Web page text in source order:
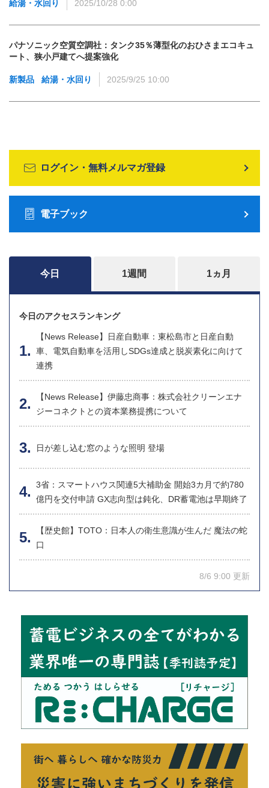
給湯・水回り 2025/10/28 0:00
パナソニック空質空調社：タンク35％薄型化のおひさまエコキュ
ート、狭小戸建てへ提案強化
新製品 給湯・水回り 2025/9/25 10:00
ログイン・無料メルマガ登録
電子ブック
今日 1週間 1ヵ月
今日のアクセスランキング
【News Release】日産自動車：東松島市と日産自動
車、電気自動車を活用しSDGs達成と脱炭素化に向けて
連携
【News Release】伊藤忠商事：株式会社クリーンエナ
ジーコネクトとの資本業務提携について
日が差し込む窓のような照明 登場
3省：スマートハウス関連5大補助金 開始3カ月で約780
億円を交付申請 GX志向型は鈍化、DR蓄電池は早期終了
【歴史館】TOTO：日本人の衛生意識が生んだ 魔法の蛇
口
8/6 9:00 更新